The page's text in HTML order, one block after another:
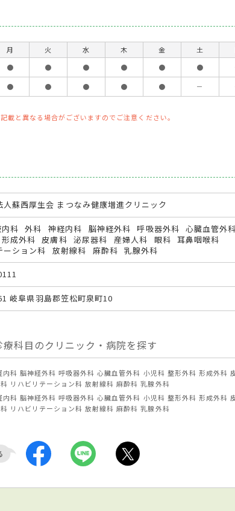
月 火 水 木 金 土
● ● ● ● ● ●
● ● ● ● ● －
と異なる場合がございますのでご注意ください。
人蘇西厚生会 まつなみ健康増進クリニック
科 外科 神経内科 脳神経外科 呼吸器外科 心臓血管外科
形成外科 皮膚科 泌尿器科 産婦人科 眼科 耳鼻咽喉科
ーション科
放射線科 麻酔科 乳腺外科
岐阜県羽島郡笠松町泉町10
科目のクリニック・病院を探す
内科 脳神経外科 呼吸器外科 心臓血管外科 小児科 整形外科 形成外科
リハビリテーション科 放射線科 麻酔科 乳腺外科
内科 脳神経外科 呼吸器外科 心臓血管外科 小児科 整形外科 形成外科
リハビリテーション科 放射線科 麻酔科 乳腺外科